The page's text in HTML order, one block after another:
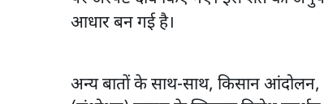
आधार बन गई है।
अन्य बातों के साथ-साथ, किसान आंदोलन,